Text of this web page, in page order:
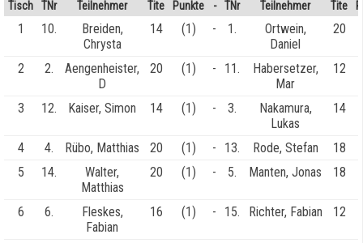
Tisch TNr Teilnehmer Tite Punkte - TNr Teilnehmer Tite
1 10.
Breiden,
Chrysta
14 (1) - 1.
Ortwein,
Daniel
20
2 2.
Aengenheister,
D
20 (1) - 11.
Habersetzer,
Mar
12
3 12. Kaiser, Simon 14 (1) - 3.
Nakamura,
Lukas
14
4 4. Rübo, Matthias 20 (1) - 13. Rode, Stefan
18
5
14.
Walter,
Matthias
20 (1) - 5. Manten, Jonas 18
6 6.
Fleskes,
Fabian
16 (1) - 15. Richter, Fabian 12